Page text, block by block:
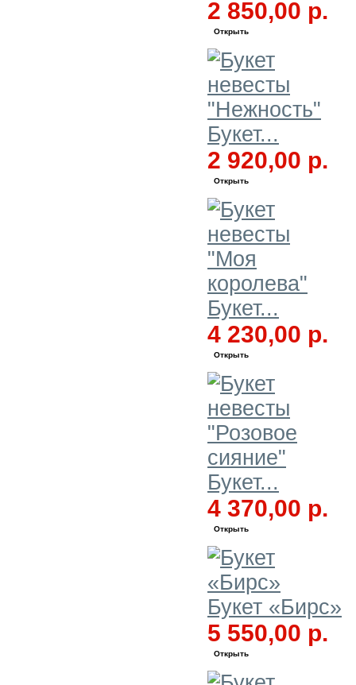
2 850,00 р.
Открыть
Букет...
2 920,00 р.
Открыть
Букет...
4 230,00 р.
Открыть
Букет...
4 370,00 р.
Открыть
Букет «Бирс»
5 550,00 р.
Открыть